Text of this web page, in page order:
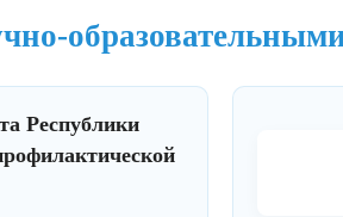
Республики